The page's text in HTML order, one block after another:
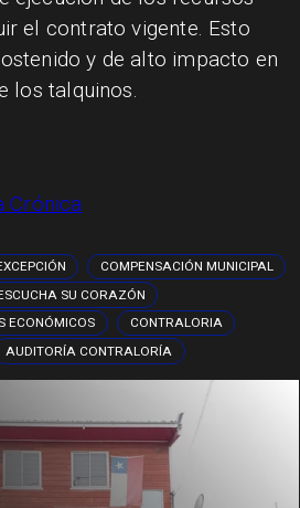
el contrato vigente. Esto
y de alto impacto en
los talquinos.
Crónica
COMPENSACIÓN MUNICIPAL
SU CORAZÓN
ECONÓMICOS
CONTRALORIA
AUDITORÍA CONTRALORÍA